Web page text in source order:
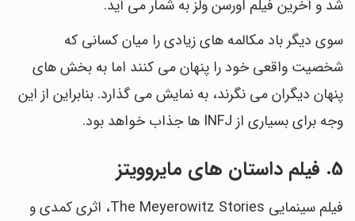
شد و آخرین فیلم اورسن ولز به شمار می آید.
سوی دیگر باد مکالمه های زیادی را میان کسانی که
شخصیت واقعی خود را پنهان می کنند اما به بخش های
پنهان دیگران می نگرند، به نمایش می گذارد. بنابراین از این
وجه برای بسیاری از INFJ ها جذاب خواهد بود.
5. فیلم داستان های مایروویتز
فیلم سینمایی The Meyerowitz Stories، اثری کمدی و